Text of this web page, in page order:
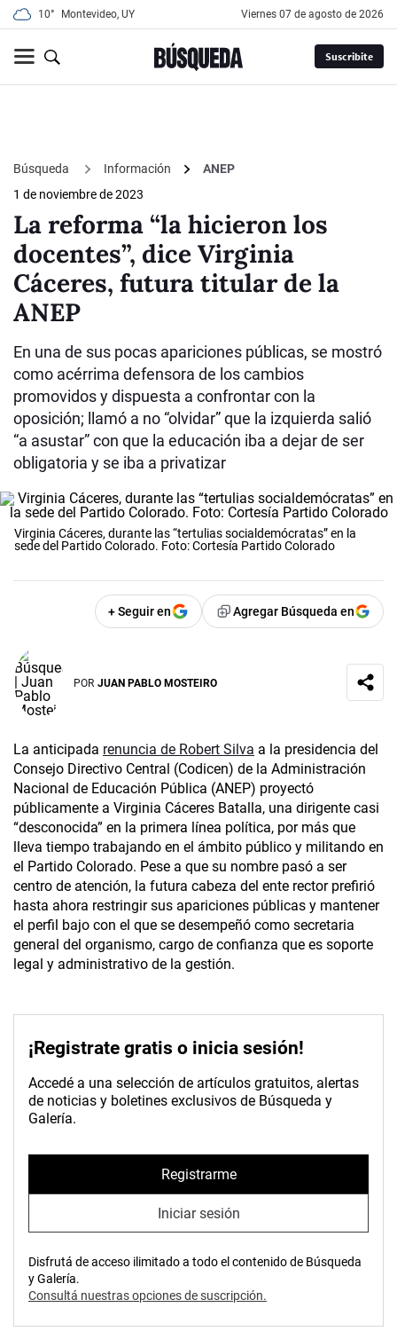
10° Montevideo, UY viernes 07 de agosto de 2026
Suscribite
Búsqueda Información
ANEP
1 de noviembre de 2023
La reforma “la hicieron los
docentes”, dice Virginia
Cáceres, futura titular de la
ANEP
En una de sus pocas apariciones públicas, se mostró
como acérrima defensora de los cambios
promovidos y dispuesta a confrontar con la
oposición; llamó a no “olvidar” que la izquierda salió
“a asustar” con que la educación iba a dejar de ser
obligatoria y se iba a privatizar
Virginia Cáceres, durante las “tertulias socialdemócratas” en la
sede del Partido Colorado. Foto: Cortesía Partido Colorado
+ Seguir en Agregar Búsqueda en
POR JUAN PABLO MOSTEIRO
La anticipada renuncia de Robert Silva a la presidencia del
Consejo Directivo Central (Codicen) de la Administración
Nacional de Educación Pública (ANEP) proyectó
públicamente a Virginia Cáceres Batalla, una dirigente casi
“desconocida” en la primera línea política, por más que
lleva tiempo trabajando en el ámbito público y militando en
el Partido Colorado. Pese a que su nombre pasó a ser
centro de atención, la futura cabeza del ente rector prefirió
hasta ahora restringir sus apariciones públicas y mantener
el perfil bajo con el que se desempeñó como secretaria
general del organismo, cargo de confianza que es soporte
legal y administrativo de la gestión.
¡Registrate gratis o inicia sesión!
Accedé a una selección de artículos gratuitos, alertas
de noticias y boletines exclusivos de Búsqueda y
Galería.
Registrarme
Iniciar sesión
Disfrutá de acceso ilimitado a todo el contenido de Búsqueda
y Galería.
Consultá nuestras opciones de suscripción.